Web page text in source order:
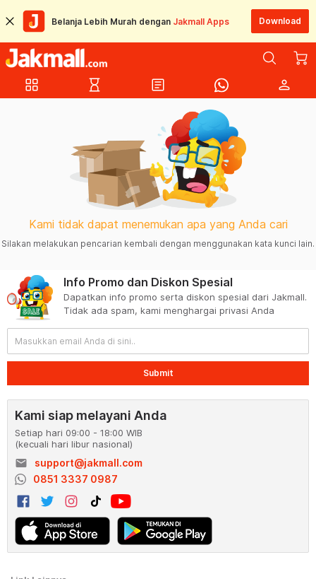
Belanja Lebih Murah dengan Jakmall Apps Download
grid_view hourglass_empty article person
Kami tidak dapat menemukan apa yang Anda cari
Silakan melakukan pencarian kembali dengan menggunakan kata kunci lain.
Info Promo dan Diskon Spesial
Dapatkan info promo serta diskon spesial dari Jakmall.
Tidak ada spam, kami menghargai privasi Anda
Submit
Kami siap melayani Anda
Setiap hari 09:00 - 18:00 WIB
(kecuali hari libur nasional)
email
support@jakmall.com
0851 3337 0987